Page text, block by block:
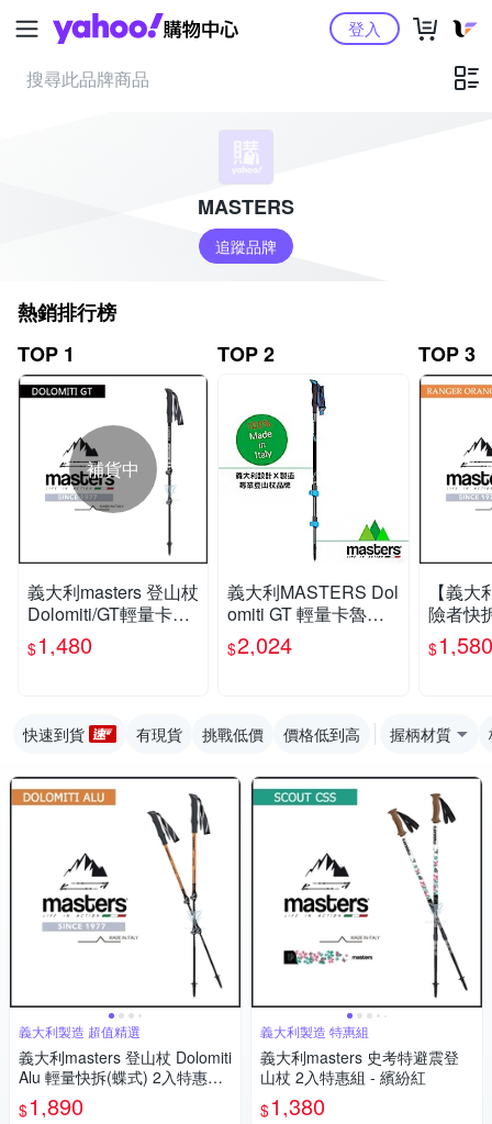
Yahoo購物中心登入
MASTERS
追蹤品牌
熱銷排行榜
TOP 1
補貨中
義大利masters 登山杖
Dolomiti/GT輕量卡魯
快拆 1入 - 黑
$1,480
TOP 2
義大利MASTERS Dol
omiti GT 輕量卡魯快
拆登山杖 黑藍 1入
$2,024
TOP 3
【義
險者快
特惠組
$1,580
快速到貨 有現貨 挑戰低價 價格低到高 握柄材質
義大利製造 超值精選
義大利masters 登山杖 Dolomiti
Alu 輕量快拆(蝶式) 2入特惠組
- 橘
$1,890
義大利製造 特惠組
義大利masters 史考特避震登
山杖 2入特惠組 - 繽紛紅
$1,380